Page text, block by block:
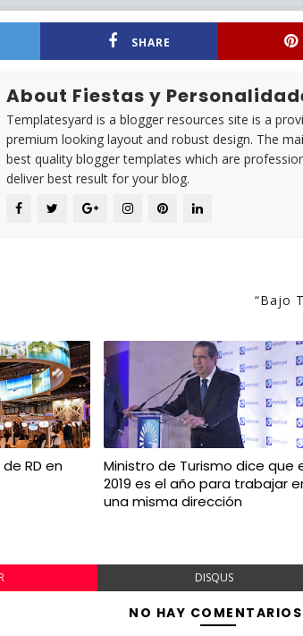
SHARE
About Fiestas y
Templatesyard is a blogger resources site is a
premium looking layout and robust design. The
best quality blogger templates which are
deliver best result for your blog.
“Bajo
RD en
Ministro de Turismo dice que
2019 es el año para trabajar
una misma dirección
DISQUS
NO HAY